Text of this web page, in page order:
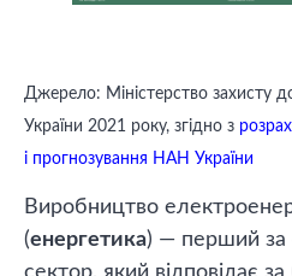
Джерело: Міністерство захисту
України 2021 року, згідно з
і прогнозування НАН України
Виробництво
(енергетика) — перший за